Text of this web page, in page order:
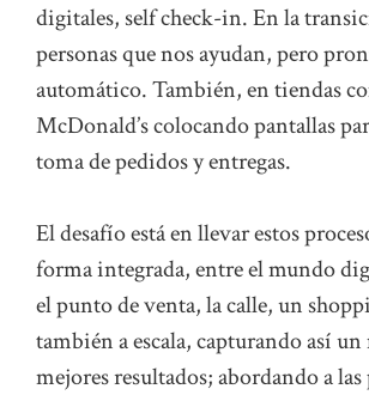
digitales, self check-in. En la
personas que nos ayudan, pero
automático. También, en tiendas
McDonald’s colocando pantallas
toma de pedidos y entregas.
El desafío está en llevar estos
forma integrada, entre el mundo
el punto de venta, la calle, un
también a escala, capturando así
mejores resultados; abordando a las